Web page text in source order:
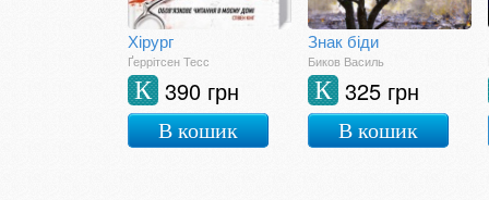
Хірург
Ґеррітсен Тесс
390 грн
К
В кошик
Знак біди
Биков Василь
325 грн
К
В кошик